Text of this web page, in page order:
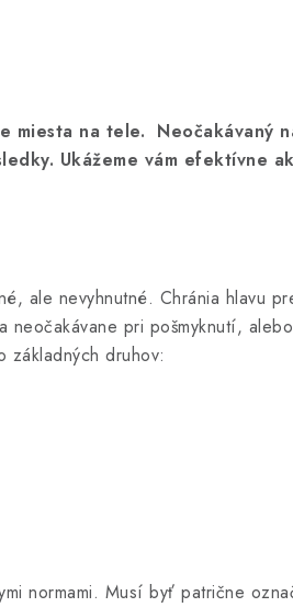
miesta na tele. Neočakávaný
Ukážeme vám efektívne
ale nevyhnutné. Chránia hlavu
pri pošmyknutí,
základných druhov:
normami. Musí byť patrične